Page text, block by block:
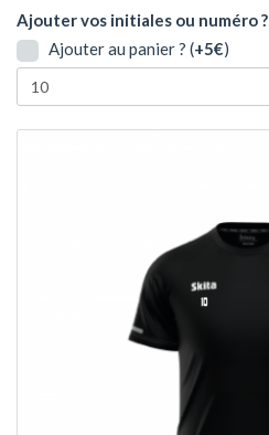
Ajouter vos initiales ou numéro ?
Ajouter au panier ? (+5€)